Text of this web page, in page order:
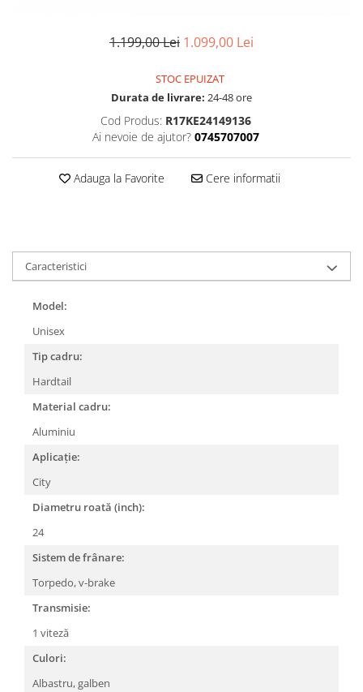
Saboți
Piese frâne
Piese furci
Ghidaje și întinzătoare lanț
Ghidoane și atașabile
Jante
Lanțuri
Za conectare rapidă
Manete Schimbător, Frâna, Combo
Manete frână
Manete combo
Manșoane și ghidolină
Ghidolină
Accesorii
Manșoane
Pedale
Pinioane
Pipe
Produse întreținere
Scule și dispozitive
Sisteme antifurt
Suporți și portbagaje auto
1.199,00 Lei 1.099,00 Lei
STOC EPUIZAT
Durata de livrare: 24-48 ore
Cod Produs: R17KE24149136
Ai nevoie de ajutor? 0745707007
Adauga la Favorite Cere informatii
Caracteristici
Model:
Unisex
Tip cadru:
Hardtail
Material cadru:
Aluminiu
Aplicație:
City
Diametru roată (inch):
24
Sistem de frânare:
Torpedo, v-brake
Transmisie:
1 viteză
Culori:
Albastru, galben